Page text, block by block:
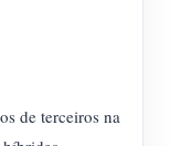
de terceiros na